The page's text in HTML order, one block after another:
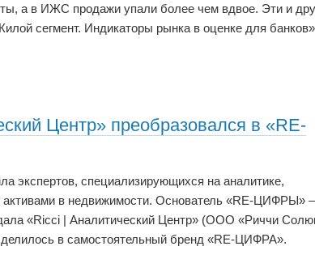
а в ИЖС продажи упали более чем вдвое. Эти и
сегмент. Индикаторы рынка в оценке для
Центр» преобразовался в «RE-
экспертов, специализирующихся на аналитике,
активами в недвижимости. Основатель «RE-ЦИФРЫ»
«Ricci | Аналитический Центр» (ООО «Риччи
в самостоятельный бренд «RE-ЦИФРА».